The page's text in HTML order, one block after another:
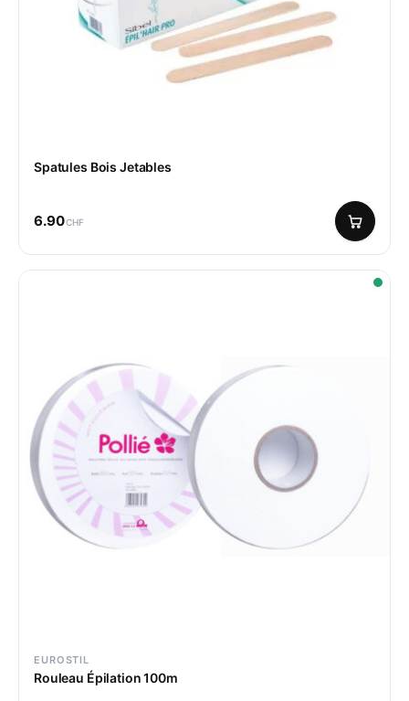
Spatules Bois Jetables
6.90CHF
EUROSTIL
Rouleau Épilation 100m